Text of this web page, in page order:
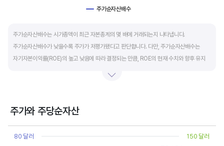
주가순자산배수
주가순자산배수는 시가총액이 최근 자본총계의 몇 배에 거래되는지 나타냅니다.
주가순자산배수가 낮을수록 주가가 저평가됐다고 판단합니다. 다만, 주가순자산배수는
자기자본이익률(ROE)의 높고 낮음에 따라 결정되는 만큼, ROE의 현재 수치와 향후 유지
거래되면 주가가 저평가된 것으로 판단합니다. ROE&PBR 차트를 함께 보고 분석하는 것을
주가와 주당순자산
Chart
Line chart with 2 lines.
80 달러 150 달러